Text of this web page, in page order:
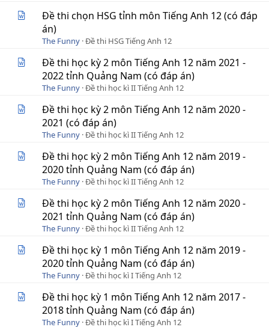
Đề thi chọn HSG tỉnh môn Tiếng Anh 12 (có đáp
án)
The Funny Đề thi HSG Tiếng Anh 12
Đề thi học kỳ 2 môn Tiếng Anh 12 năm 2021 -
2022 tỉnh Quảng Nam (có đáp án)
The Funny Đề thi học kì II Tiếng Anh 12
Đề thi học kỳ 2 môn Tiếng Anh 12 năm 2020 -
2021 (có đáp án)
The Funny Đề thi học kì II Tiếng Anh 12
Đề thi học kỳ 2 môn Tiếng Anh 12 năm 2019 -
2020 tỉnh Quảng Nam (có đáp án)
The Funny Đề thi học kì II Tiếng Anh 12
Đề thi học kỳ 2 môn Tiếng Anh 12 năm 2020 -
2021 tỉnh Quảng Nam (có đáp án)
The Funny Đề thi học kì II Tiếng Anh 12
Đề thi học kỳ 1 môn Tiếng Anh 12 năm 2019 -
2020 tỉnh Quảng Nam (có đáp án)
The Funny Đề thi học kì I Tiếng Anh 12
Đề thi học kỳ 1 môn Tiếng Anh 12 năm 2017 -
2018 tỉnh Quảng Nam (có đáp án)
The Funny Đề thi học kì I Tiếng Anh 12